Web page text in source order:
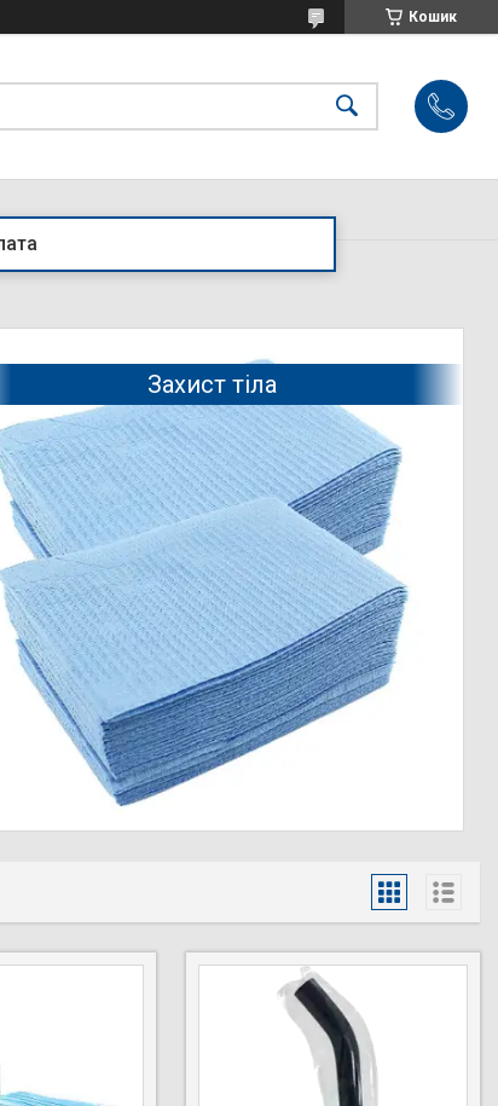
Кошик
Захист тіла